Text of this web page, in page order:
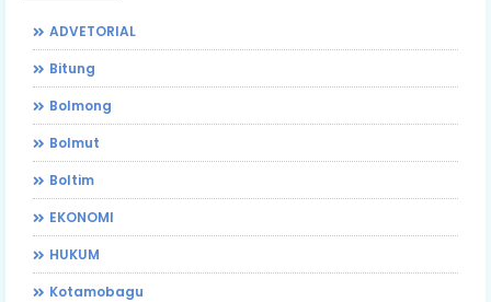
ADVETORIAL
Bitung
Bolmong
Bolmut
Boltim
EKONOMI
HUKUM
Kotamobagu